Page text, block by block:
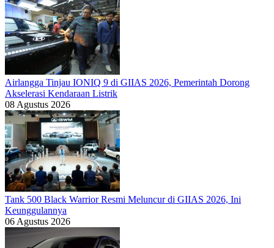
Airlangga Tinjau IONIQ 9 di GIIAS 2026, Pemerintah Dorong
Akselerasi Kendaraan Listrik
08 Agustus 2026
Tank 500 Black Warrior Resmi Meluncur di GIIAS 2026, Ini
Keunggulannya
06 Agustus 2026